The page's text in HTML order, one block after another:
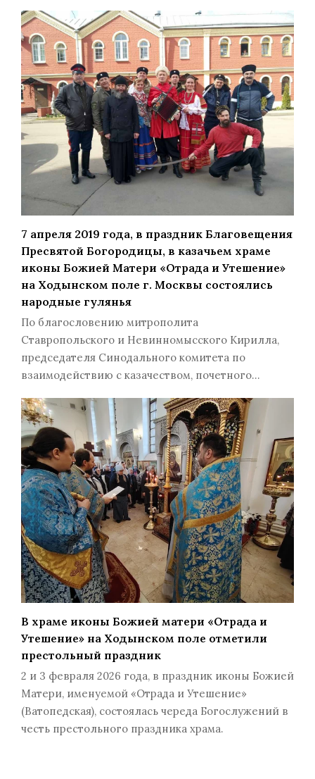
7 апреля 2019 года, в праздник Благовещения
Пресвятой Богородицы, в казачьем храме
иконы Божией Матери «Отрада и Утешение»
на Ходынском поле г. Москвы состоялись
народные гулянья
По благословению митрополита
Ставропольского и Невинномысского Кирилла,
председателя Синодального комитета по
взаимодействию с казачеством, почетного…
В храме иконы Божией матери «Отрада и
Утешение» на Ходынском поле отметили
престольный праздник
2 и 3 февраля 2026 года, в праздник иконы Божией
Матери, именуемой «Отрада и Утешение»
(Ватопедская), состоялась череда Богослужений в
честь престольного праздника храма.